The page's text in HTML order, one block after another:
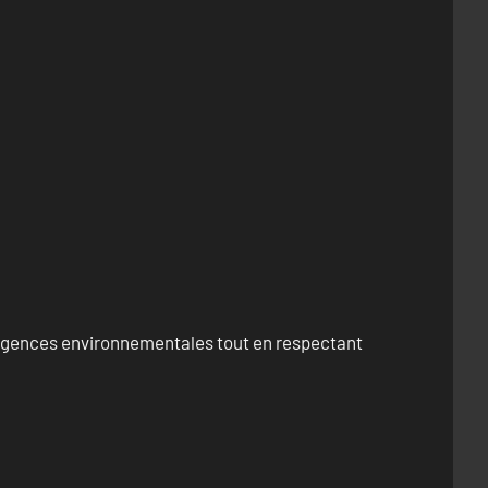
environnementales tout en respectant